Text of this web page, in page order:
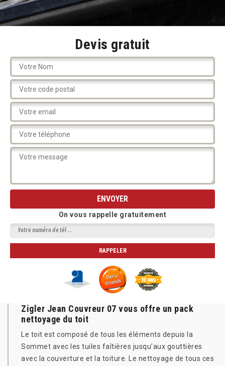
Devis gratuit
On vous rappelle gratuitement
Zigler Jean Couvreur 07 vous offre un pack
nettoyage du toit
Le toit est composé de tous les éléments depuis la
Sommet avec les tuiles faîtières jusqu’aux gouttières
avec la couverture et la toiture. Le nettoyage de tous ces